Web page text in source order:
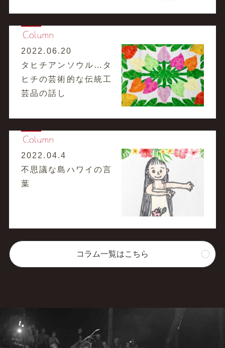
2022.06.20
タヒチアンソウル…タ
ヒチの芸術的な伝統工
芸品の話し
2022.04.4
不思議な島ハワイの言
葉
コラム一覧はこちら